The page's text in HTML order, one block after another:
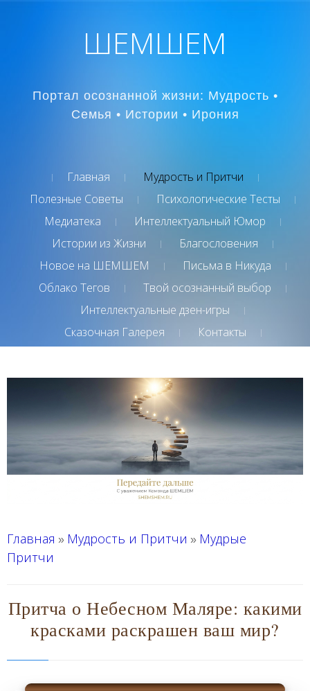
ШЕМШЕМ
Портал осознанной жизни: Мудрость •
Семья • Истории • Ирония
Главная
Мудрость и Притчи
Полезные Советы
Психологические Тесты
Медиатека
Интеллектуальный Юмор
Истории из Жизни
Благословения
Новое на ШЕМШЕМ
Письма в Никуда
Облако Тегов
Твой осознанный выбор
Интеллектуальные дзен-игры
Сказочная Галерея
Контакты
Главная » Мудрость и Притчи » Мудрые
Притчи
Притча о Небесном Маляре: какими
красками раскрашен ваш мир?